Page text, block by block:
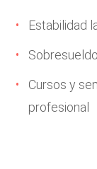
Estabilidad
Cursos y
profesional